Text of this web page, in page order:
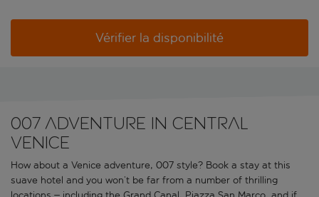
Vérifier la disponibilité
007 adventure in central
Venice
How about a Venice adventure, 007 style? Book a stay at this
suave hotel and you won’t be far from a number of thrilling